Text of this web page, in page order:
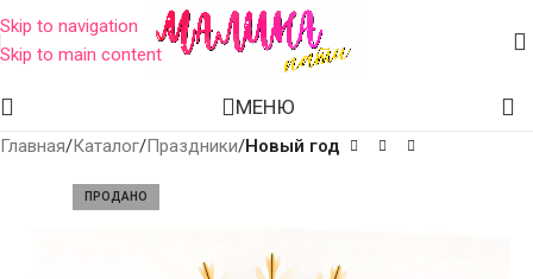
Skip to navigation
Skip to main content
МЕНЮ
Главная Каталог Праздники Новый год
ПРОДАНО